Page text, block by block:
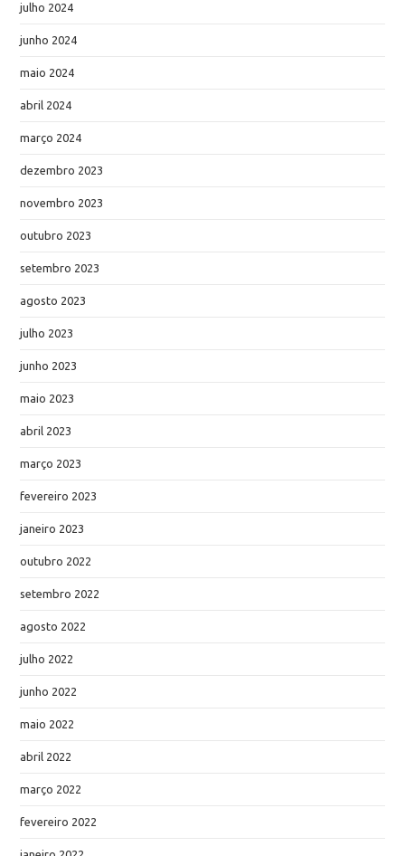
julho 2024
junho 2024
maio 2024
abril 2024
março 2024
dezembro 2023
novembro 2023
outubro 2023
setembro 2023
agosto 2023
julho 2023
junho 2023
maio 2023
abril 2023
março 2023
fevereiro 2023
janeiro 2023
outubro 2022
setembro 2022
agosto 2022
julho 2022
junho 2022
maio 2022
abril 2022
março 2022
fevereiro 2022